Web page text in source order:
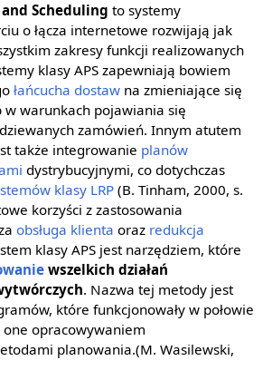
Scheduling to systemy
o łącza internetowe rozwijają jak
zakresy funkcji realizowanych
klasy APS zapewniają bowiem
łańcucha dostawna zmieniające się
warunkach pojawiania się
zamówień. Innym atutem
także integrowanie planów
dystrybucyjnymi, co dotychczas
klasy LRP(B. Tinham, 2000, s.
korzyści z zastosowania
obsługa klienta oraz redukcja
klasy APS jest narzędziem, które
wszelkich działań
. Nazwa tej metody jest
które funkcjonowały w połowie
one opracowywaniem
planowania.(M. Wasilewski,